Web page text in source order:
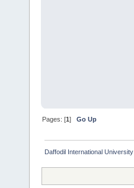
Pages: [1]Go Up
Daffodil International University